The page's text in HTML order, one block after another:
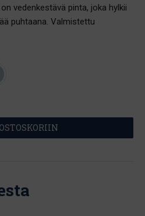
vedenkestävä pinta, joka hylkii
puhtaana. Valmistettu